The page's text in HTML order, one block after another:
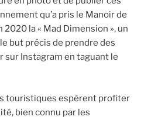
qu’a pris le Manoir de
la « Mad Dimension », un
but précis de prendre des
sur Instagram en taguant le
touristiques espèrent profiter
bien connu par les